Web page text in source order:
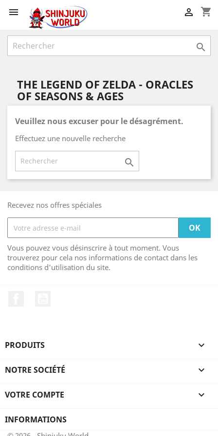
 shopping_cart


THE LEGEND OF ZELDA - ORACLES
OF SEASONS & AGES
Veuillez nous excuser pour le désagrément.
Effectuez une nouvelle recherche

Recevez nos offres spéciales
Vous pouvez vous désinscrire à tout moment. Vous
trouverez pour cela nos informations de contact dans les
conditions d'utilisation du site.
PRODUITS 
NOTRE SOCIÉTÉ 
VOTRE COMPTE 
INFORMATIONS